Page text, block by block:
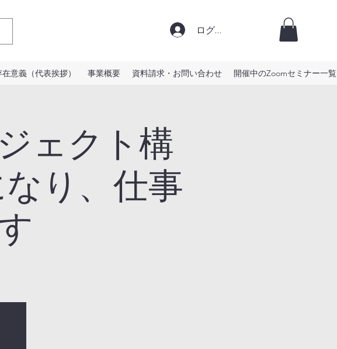
ログイン
意義（代表挨拶） 事業概要 資料請求・お問い合わせ 開催中のZoomセミナー一覧
ェクト構
り、仕事